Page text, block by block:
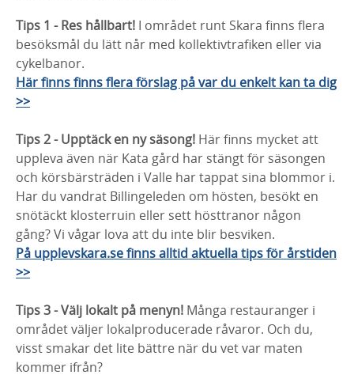
Tips 1 - Res hållbart! I området runt Skara finns flera
besöksmål du lätt når med kollektivtrafiken eller via
cykelbanor.
Här finns finns flera förslag på var du enkelt kan ta dig
>>
Tips 2 - Upptäck en ny säsong! Här finns mycket att
uppleva även när Kata gård har stängt för säsongen
och körsbärsträden i Valle har tappat sina blommor i.
Har du vandrat Billingeleden om hösten, besökt en
snötäckt klosterruin eller sett hösttranor någon
gång? Vi vågar lova att du inte blir besviken.
På upplevskara.se finns alltid aktuella tips för årstiden
>>
Tips 3 - Välj lokalt på menyn! Många restauranger i
området väljer lokalproducerade råvaror. Och du,
visst smakar det lite bättre när du vet var maten
kommer ifrån?